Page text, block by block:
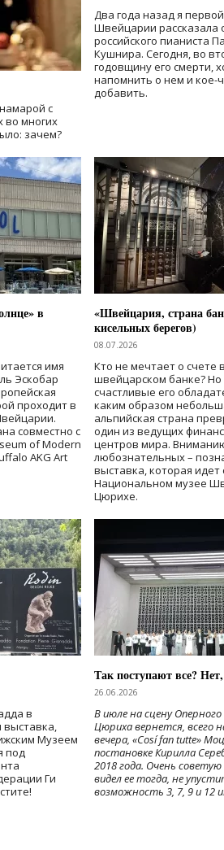
с
во многих
зачем?
Два года назад я
Швейцарии рассказала
российского пианиста
Кушнира. Сегодня, во
годовщину его смерти,
напомнить о нем и кое-
добавить.
в
имя
Эскобар
проходит в
совместно с
of Modern
AKG Art
«Швейцария, страна
кисельных берегов)
08.07.2026
Кто не мечтает о счете в
швейцарском банке? Но
счастливые его
каким образом
альпийская страна
один из ведущих
центров мира.
любознательных –
выставка, которая идет
Национальном музее
Цюрихе.
в
выставка,
Музеем
под
Ги
Так поступают все?
26.06.2026
В июле на сцену
Цюриха вернется, всего
вечера, «Cosí fan tutte»
постановке Кирилла
2018 года. Очень
видел ее тогда, не
возможность 3, 7, 9 и 12